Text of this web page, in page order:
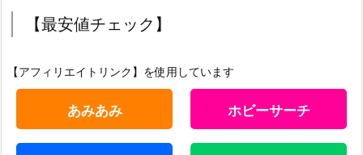
【最安値チェック】
【アフィリエイトリンク】を使用しています
あみあみ ホビーサーチ